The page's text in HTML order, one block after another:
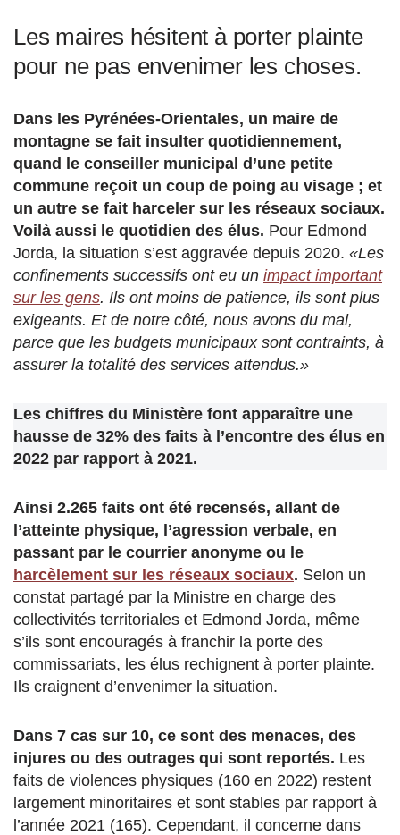
Les maires hésitent à porter plainte
pour ne pas envenimer les choses.
Dans les Pyrénées-Orientales, un maire de
montagne se fait insulter quotidiennement,
quand le conseiller municipal d’une petite
commune reçoit un coup de poing au visage ; et
un autre se fait harceler sur les réseaux sociaux.
Voilà aussi le quotidien des élus. Pour Edmond
Jorda, la situation s’est aggravée depuis 2020. «Les
confinements successifs ont eu un impact important
sur les gens. Ils ont moins de patience, ils sont plus
exigeants. Et de notre côté, nous avons du mal,
parce que les budgets municipaux sont contraints, à
assurer la totalité des services attendus.»
Les chiffres du Ministère font apparaître une
hausse de 32% des faits à l’encontre des élus en
2022 par rapport à 2021.
Ainsi 2.265 faits ont été recensés, allant de
l’atteinte physique, l’agression verbale, en
passant par le courrier anonyme ou le
harcèlement sur les réseaux sociaux. Selon un
constat partagé par la Ministre en charge des
collectivités territoriales et Edmond Jorda, même
s’ils sont encouragés à franchir la porte des
commissariats, les élus rechignent à porter plainte.
Ils craignent d’envenimer la situation.
Dans 7 cas sur 10, ce sont des menaces, des
injures ou des outrages qui sont reportés. Les
faits de violences physiques (160 en 2022) restent
largement minoritaires et sont stables par rapport à
l’année 2021 (165). Cependant, il concerne dans